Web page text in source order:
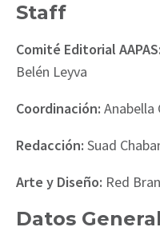
Staff
Comité Editorial AAPAS:
Belén Leyva
Coordinación: Anabella
Redacción: Suad
Arte y Diseño: Red
Datos